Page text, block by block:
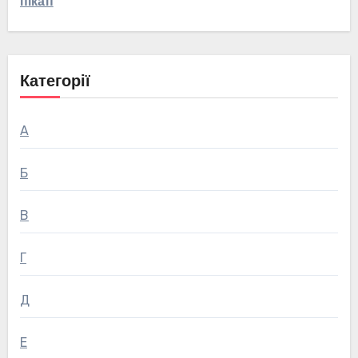
Категорії
А
Б
В
Г
Д
Е